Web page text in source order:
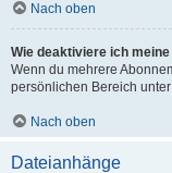
Nach oben
Wie deaktiviere ich
Wenn du mehrere
persönlichen Bereich unter
Nach oben
Dateianhänge